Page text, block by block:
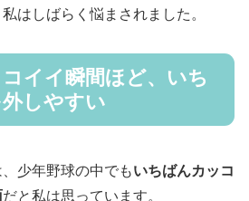
はしばらく悩まされました。
イイ瞬間ほど、いち
しやすい
少年野球の中でもいちばんカッコ
だと私は思っています。